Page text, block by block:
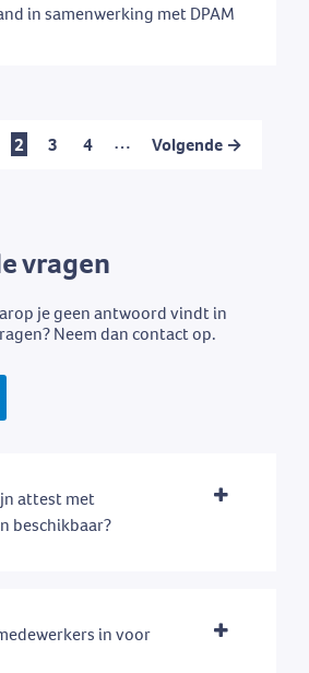
in samenwerking met DPAM
2 3 4 … Volgende →
vragen
je geen antwoord vindt in
Neem dan contact op.
attest met
beschikbaar?
in voor